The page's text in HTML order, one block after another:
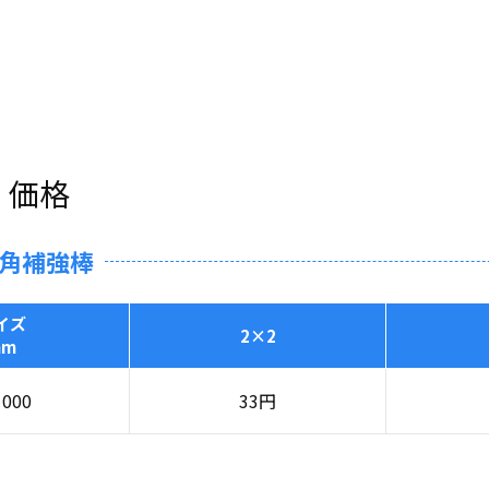
格
補強棒
ズ
2×2
33円